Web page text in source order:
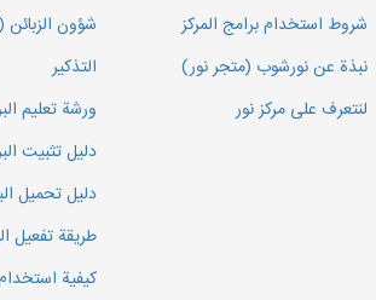
شروط استخدام برامج المركز
نبذة عن نورشوب (متجر نور)
لنتعرف على مركز نور
شؤون الزبائن
التذكير
ورشة تعليم
دليل تثبيت
دليل تحميل
طريقة تفعيل
كيفية